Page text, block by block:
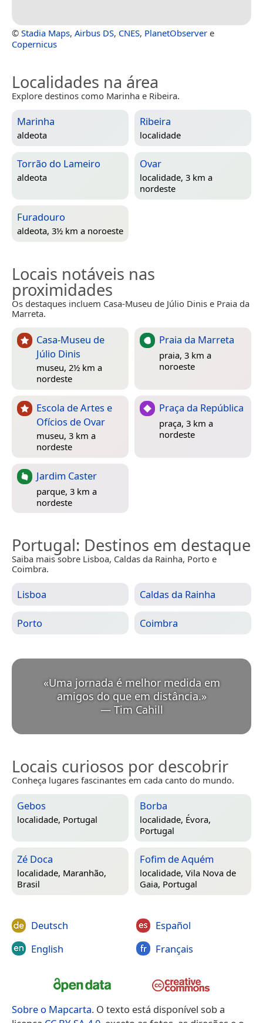
© Stadia Maps, Airbus DS, CNES, PlanetObserver e
Copernicus
Localidades na área
Explore destinos como Marinha e Ribeira.
Marinha
aldeota
Ribeira
localidade
Torrão do Lameiro
aldeota
Ovar
localidade, 3 km a
nordeste
Furadouro
aldeota, 3½ km a noroeste
Locais notáveis nas
proximidades
Os destaques incluem Casa-Museu de Júlio Dinis e Praia da
Marreta.
Casa-Museu de
Júlio Dinis
museu, 2½ km a
nordeste
Praia da Marreta
praia, 3 km a
noroeste
Escola de Artes e
Ofícios de Ovar
museu, 3 km a
nordeste
Praça da República
praça, 3 km a
nordeste
Jardim Caster
parque, 3 km a
nordeste
Portugal: Destinos em destaque
Saiba mais sobre Lisboa, Caldas da Rainha, Porto e
Coimbra.
Lisboa Caldas da Rainha
Porto Coimbra
«Uma jornada é melhor medida em
amigos do que em distância. »
— Tim Cahill
Locais curiosos por descobrir
Conheça lugares fascinantes em cada canto do mundo.
Gebos
localidade, Portugal
Borba
localidade, Évora,
Portugal
Zé Doca
localidade, Maranhão,
Brasil
Fofim de Aquém
localidade, Vila Nova de
Gaia, Portugal
Deutsch
English
Español
Français
Sobre o Mapcarta. O texto está disponível sob a